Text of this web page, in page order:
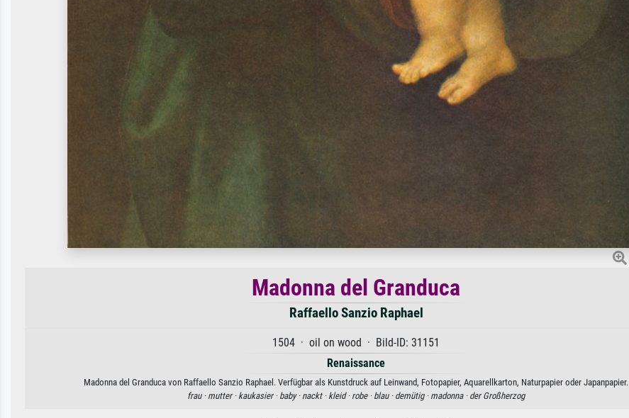
Madonna del Granduca
Raffaello Sanzio Raphael
1504 · oil on wood · Bild-ID: 31151
Renaissance
Madonna del Granduca von Raffaello Sanzio Raphael. Verfügbar als Kunstdruck auf Leinwand, Fotopapier, Aquarellkarton, Naturpapier oder Japanpapier.
frau · mutter · kaukasier · baby · nackt · kleid · robe · blau · demütig · madonna · der Großherzog